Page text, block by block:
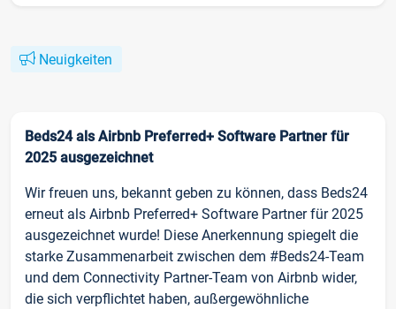
Neuigkeiten
Beds24 als Airbnb Preferred+ Software Partner für
2025 ausgezeichnet
Wir freuen uns, bekannt geben zu können, dass Beds24
erneut als Airbnb Preferred+ Software Partner für 2025
ausgezeichnet wurde! Diese Anerkennung spiegelt die
starke Zusammenarbeit zwischen dem #Beds24-Team
und dem Connectivity Partner-Team von Airbnb wider,
die sich verpflichtet haben, außergewöhnliche